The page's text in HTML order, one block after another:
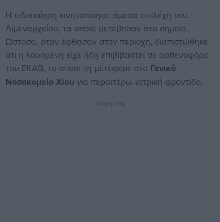
Η ειδοποίηση κινητοποίησε άμεσα στελέχη του
Λιμεναρχείου, τα οποία μετέβησαν στο σημείο.
Ωστόσο, όταν έφθασαν στην περιοχή, διαπιστώθηκε
ότι η λουόμενη είχε ήδη επιβιβαστεί σε ασθενοφόρο
του ΕΚΑΒ, το οποίο τη μετέφερε στο Γενικό
Νοσοκομείο Χίουγια περαιτέρω ιατρική φροντίδα.
Διαφήμιση